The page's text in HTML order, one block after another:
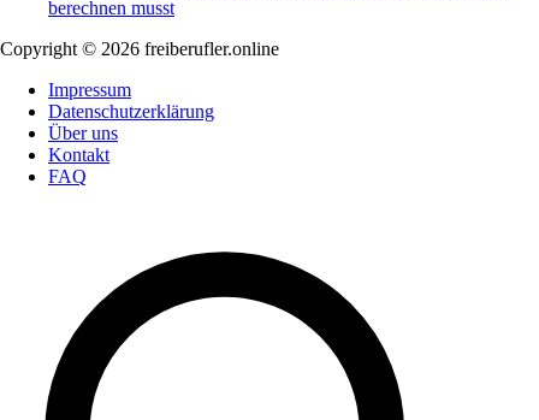
berechnen musst
Copyright © 2026 freiberufler.online
Impressum
Datenschutzerklärung
Über uns
Kontakt
FAQ